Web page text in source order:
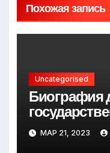
Похожая запись
Uncategorised
Биография
Андрея
доМАР 21, 2023